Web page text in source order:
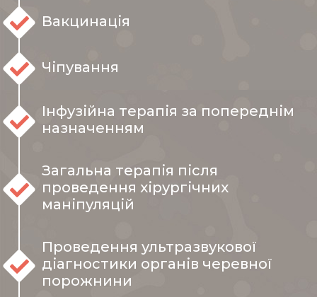
Вакцинація
Чіпування
Інфузійна терапія за попереднім
назначенням
Загальна терапія після
проведення хірургічних
маніпуляцій
Проведення ультразвукової
діагностики органів черевної
порожнини